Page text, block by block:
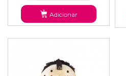
Adicionar